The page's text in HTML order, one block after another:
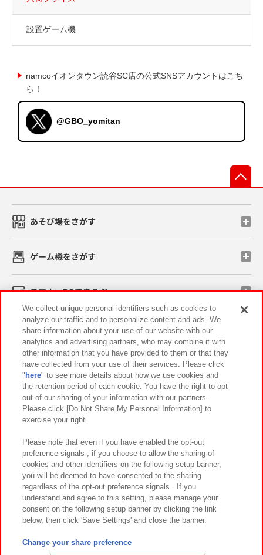
設置ゲーム機
namcoイオンタウン読谷SC店の公式SNSアカウントはこち
ら！
@GBO_yomitan
あそび場をさがす
ゲーム機をさがす
スマホ・PCであそぶ
イベント・キャンペーン
関連会社 サステナビリティ サイトポリシー
プライバシーポリシー ウェブアクセシビリティ方針と検証結果
お取引先さまとともに
カスタマーハラスメント対応方針 よくあるご質問・お問い合わせ
©Bandai Namco Amusement Inc.
©Bandai Namco Amusement Lab Inc.
We collect unique personal identifiers such as cookies to
analyze our traffic and to personalize content and ads. We
share information about your use of our website with our
analytics and advertising partners, who may combine it with
other information that you have provided to them or that they
have collected from your use of their services. Please click
" here" to see more details about how we use cookies and
the retention period of each cookie. You have the right to opt
out of our sharing of your information with our partners.
Please click [Do Not Share My Personal Information] to
exercise your right.
Please note that even if you have enabled the opt-out
preference signals , if you choose to allow the sharing of
cookies and other identifiers on the following setup banner,
you will be deemed to have consented to the sharing
regardless of the opt-out preference signals . If you
understand and agree to this setting, please manage your
consent on the following setup banner by clicking the link
below, then click 'Save Settings' and close the banner.
Change your share preference